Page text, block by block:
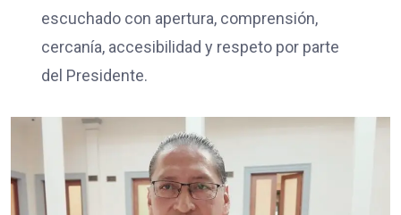
escuchado con apertura, comprensión,
cercanía, accesibilidad y respeto por parte
del Presidente.